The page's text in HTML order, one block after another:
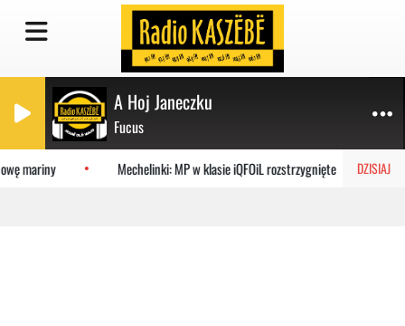
A Hoj Janeczku
Fucus
DZISIAJ
mariny Mechelinki: MP w klasie iQFOiL rozstrzygnięte